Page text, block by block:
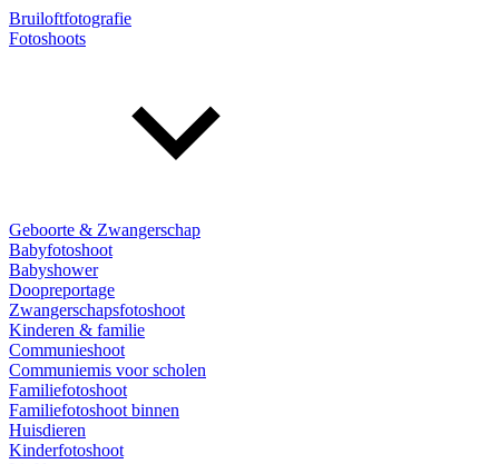
Bruiloftfotografie
Fotoshoots
Geboorte & Zwangerschap
Babyfotoshoot
Babyshower
Doopreportage
Zwangerschapsfotoshoot
Kinderen & familie
Communieshoot
Communiemis voor scholen
Familiefotoshoot
Familiefotoshoot binnen
Huisdieren
Kinderfotoshoot